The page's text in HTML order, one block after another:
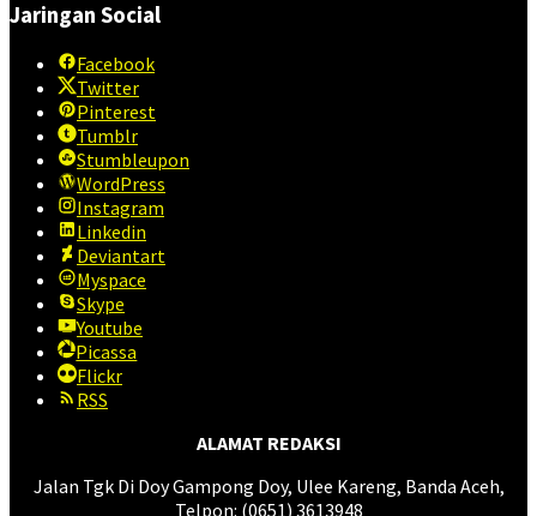
Jaringan Social
Facebook
Twitter
Pinterest
Tumblr
Stumbleupon
WordPress
Instagram
Linkedin
Deviantart
Myspace
Skype
Youtube
Picassa
Flickr
RSS
ALAMAT REDAKSI
Jalan Tgk Di Doy Gampong Doy, Ulee Kareng, Banda Aceh,
Telpon: (0651) 3613948